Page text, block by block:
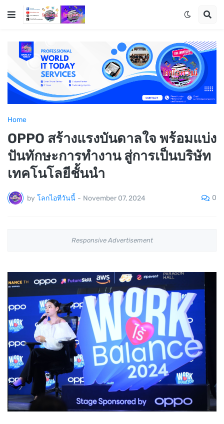
Home
OPPO สร้างแรงบันดาลใจ พร้อมแบ่ง
ปันทักษะการทำงาน สู่การเป็นบริษัท
เทคโนโลยีชั้นนำ
by โลกไอทีวันนี้ - November 07, 2024 0
Responsive Advertisement